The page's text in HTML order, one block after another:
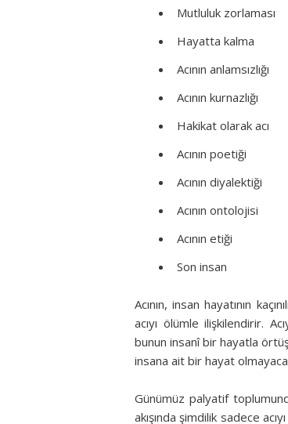
Mutluluk zorlaması
Hayatta kalma
Acının anlamsızlığı
Acının kurnazlığı
Hakikat olarak acı
Acının poetiği
Acının diyalektiği
Acının ontolojisi
Acının etiği
Son insan
Acının, insan hayatının
acıyı ölümle ilişkilendirir.
bunun insanî bir hayatla
insana ait bir hayat
Günümüz palyatif
akışında şimdilik sadece